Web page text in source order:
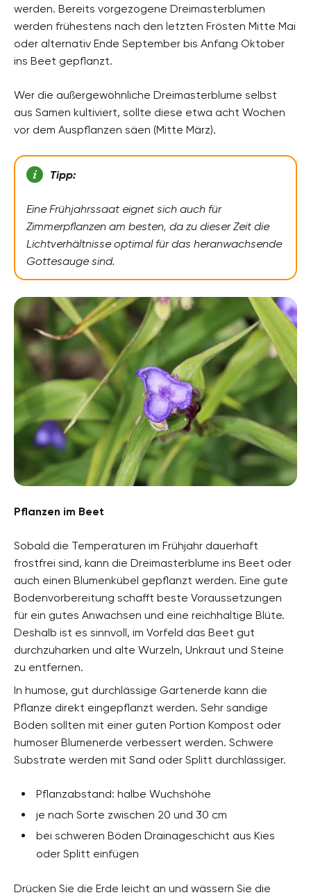
werden. Bereits vorgezogene Dreimasterblumen
werden frühestens nach den letzten Frösten Mitte Mai
oder alternativ Ende September bis Anfang Oktober
ins Beet gepflanzt.
Wer die außergewöhnliche Dreimasterblume selbst
aus Samen kultiviert, sollte diese etwa acht Wochen
vor dem Auspflanzen säen (Mitte März).
Tipp:
Eine Frühjahrssaat eignet sich auch für
Zimmerpflanzen am besten, da zu dieser Zeit die
Lichtverhältnisse optimal für das heranwachsende
Gottesauge sind.
Pflanzen im Beet
Sobald die Temperaturen im Frühjahr dauerhaft
frostfrei sind, kann die Dreimasterblume ins Beet oder
auch einen Blumenkübel gepflanzt werden. Eine gute
Bodenvorbereitung schafft beste Voraussetzungen
für ein gutes Anwachsen und eine reichhaltige Blüte.
Deshalb ist es sinnvoll, im Vorfeld das Beet gut
durchzuharken und alte Wurzeln, Unkraut und Steine
zu entfernen.
In humose, gut durchlässige Gartenerde kann die
Pflanze direkt eingepflanzt werden. Sehr sandige
Böden sollten mit einer guten Portion Kompost oder
humoser Blumenerde verbessert werden. Schwere
Substrate werden mit Sand oder Splitt durchlässiger.
Pflanzabstand: halbe Wuchshöhe
je nach Sorte zwischen 20 und 30 cm
bei schweren Böden Drainageschicht aus Kies
oder Splitt einfügen
Drücken Sie die Erde leicht an und wässern Sie die